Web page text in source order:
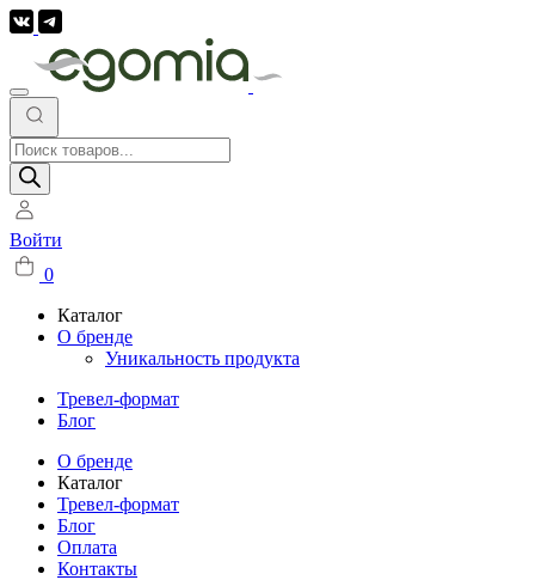
Поиск
товаров
Войти
0
Каталог
О бренде
Уникальность продукта
Тревел-формат
Блог
О бренде
Каталог
Тревел-формат
Блог
Оплата
Контакты